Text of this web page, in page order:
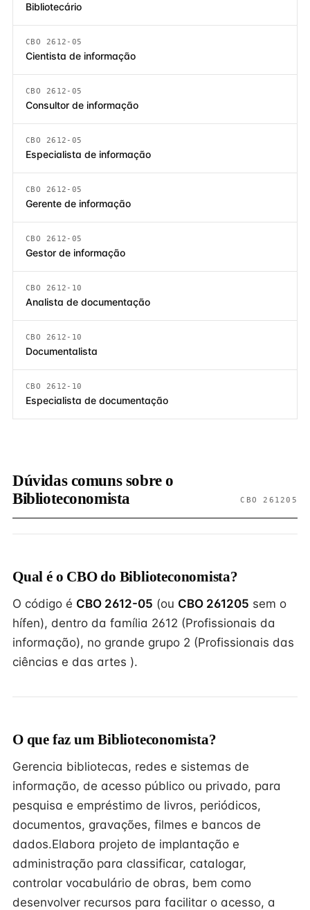
Bibliotecário
CBO 2612-05
Cientista de informação
CBO 2612-05
Consultor de informação
CBO 2612-05
Especialista de informação
CBO 2612-05
Gerente de informação
CBO 2612-05
Gestor de informação
CBO 2612-10
Analista de documentação
CBO 2612-10
Documentalista
CBO 2612-10
Especialista de documentação
Dúvidas comuns sobre o
Biblioteconomista
CBO 261205
Qual é o CBO do Biblioteconomista?
O código é CBO 2612-05 (ou CBO 261205 sem o
hífen), dentro da família 2612 (Profissionais da
informação), no grande grupo 2 (Profissionais das
ciências e das artes ).
O que faz um Biblioteconomista?
Gerencia bibliotecas, redes e sistemas de
informação, de acesso público ou privado, para
pesquisa e empréstimo de livros, periódicos,
documentos, gravações, filmes e bancos de
dados.Elabora projeto de implantação e
administração para classificar, catalogar,
controlar vocabulário de obras, bem como
desenvolver recursos para facilitar o acesso, a